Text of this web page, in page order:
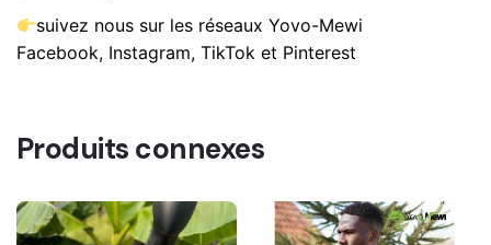
suivez nous sur les réseaux Yovo-Mewi
Facebook, Instagram, TikTok et Pinterest
Produits connexes